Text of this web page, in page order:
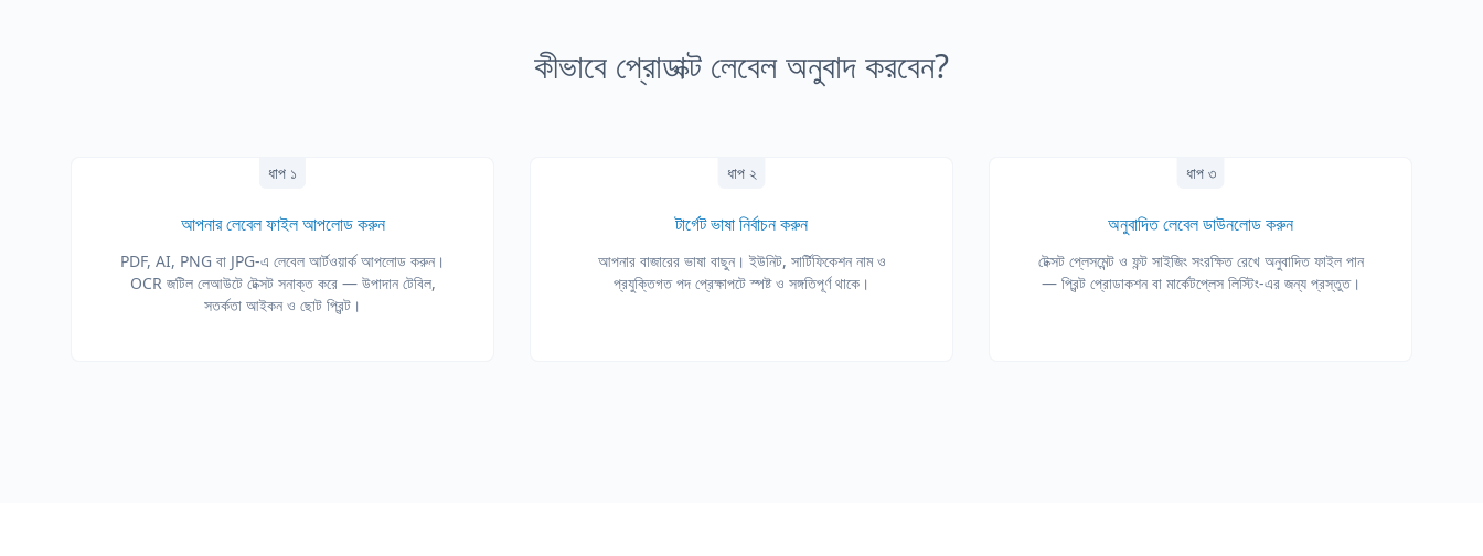
কীভাবে প্রোডাক্ট লেবেল অনুবাদ করবেন?
ধাপ ১
আপনার লেবেল ফাইল আপলোড করুন
PDF, AI, PNG বা JPG-এ লেবেল আর্টওয়ার্ক আপলোড করুন।
OCR জটিল লেআউটে টেক্সট সনাক্ত করে — উপাদান টেবিল,
সতর্কতা আইকন ও ছোট প্রিন্ট।
ধাপ ২
টার্গেট ভাষা নির্বাচন করুন
আপনার বাজারের ভাষা বাছুন। ইউনিট, সার্টিফিকেশন নাম ও
প্রযুক্তিগত পদ প্রেক্ষাপটে স্পষ্ট ও সঙ্গতিপূর্ণ থাকে।
ধাপ ৩
অনুবাদিত লেবেল ডাউনলোড করুন
টেক্সট প্লেসমেন্ট ও ফন্ট সাইজিং সংরক্ষিত রেখে অনুবাদিত ফাইল পান
— প্রিন্ট প্রোডাকশন বা মার্কেটপ্লেস লিস্টিং-এর জন্য প্রস্তুত।